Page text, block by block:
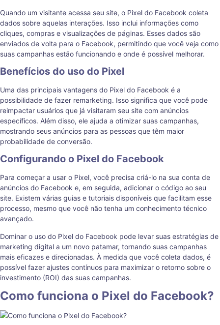
Quando um visitante acessa seu site, o Pixel do Facebook coleta
dados sobre aquelas interações. Isso inclui informações como
cliques, compras e visualizações de páginas. Esses dados são
enviados de volta para o Facebook, permitindo que você veja como
suas campanhas estão funcionando e onde é possível melhorar.
Benefícios do uso do Pixel
Uma das principais vantagens do Pixel do Facebook é a
possibilidade de fazer remarketing. Isso significa que você pode
reimpactar usuários que já visitaram seu site com anúncios
específicos. Além disso, ele ajuda a otimizar suas campanhas,
mostrando seus anúncios para as pessoas que têm maior
probabilidade de conversão.
Configurando o Pixel do Facebook
Para começar a usar o Pixel, você precisa criá-lo na sua conta de
anúncios do Facebook e, em seguida, adicionar o código ao seu
site. Existem várias guias e tutoriais disponíveis que facilitam esse
processo, mesmo que você não tenha um conhecimento técnico
avançado.
Dominar o uso do Pixel do Facebook pode levar suas estratégias de
marketing digital a um novo patamar, tornando suas campanhas
mais eficazes e direcionadas. À medida que você coleta dados, é
possível fazer ajustes contínuos para maximizar o retorno sobre o
investimento (ROI) das suas campanhas.
Como funciona o Pixel do Facebook?